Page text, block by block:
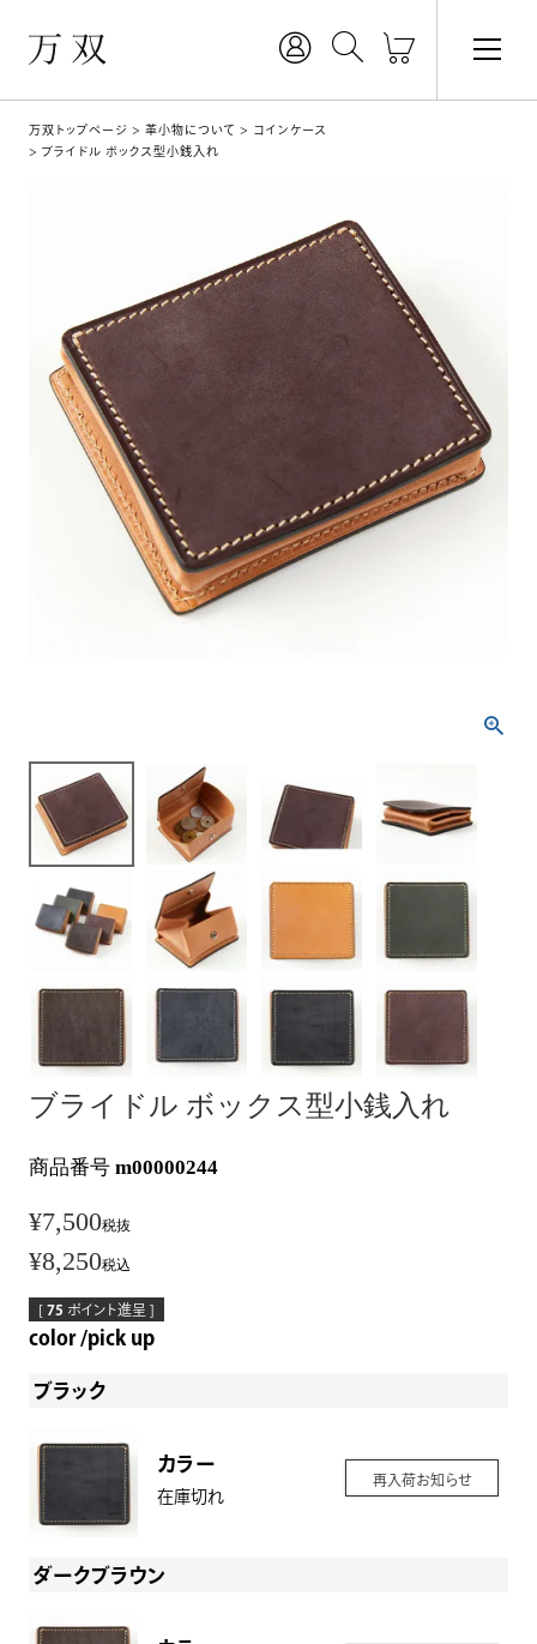
万双トップページ 革小物について
コインケース
ブライドル ボックス型小銭入れ
ブライドル ボックス型小銭入れ
商品番号 m00000244
¥7,500税抜
¥8,250税込
[ 75 ポイント進呈 ]
color pick up
ブラック
カラー
在庫切れ
再入荷お知らせ
ダークブラウン